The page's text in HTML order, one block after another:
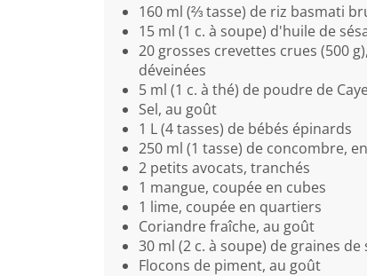
160 ml (⅔ tasse) de riz basmati
15 ml (1 c. à soupe) d'huile de
20 grosses crevettes crues (500
déveinées
5 ml (1 c. à thé) de poudre de
Sel, au goût
1 L (4 tasses) de bébés épinards
250 ml (1 tasse) de concombre,
2 petits avocats, tranchés
1 mangue, coupée en cubes
1 lime, coupée en quartiers
Coriandre fraîche, au goût
30 ml (2 c. à soupe) de graines de
Flocons de piment, au goût